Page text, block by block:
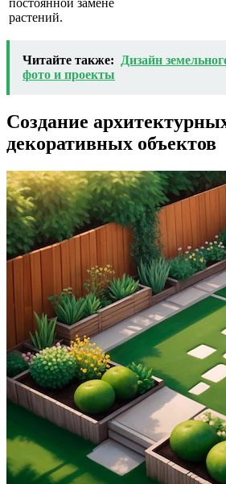
растений.
Читайте также:
Дизайн
фото и проекты
Создание
декоративных объектов